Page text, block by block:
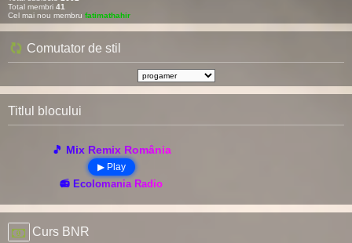
Total membri 41
Cel mai nou membru fatimathahir
Comutator de stil
Titlul blocului
🎵 Mix Remix România
▶ Play
📻 Ecolomania Radio
Curs BNR